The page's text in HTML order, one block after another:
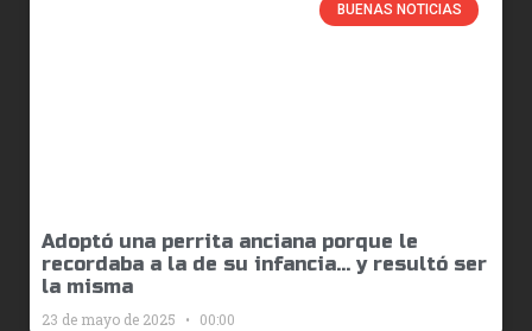
BUENAS NOTICIAS
Adoptó una perrita anciana porque le
recordaba a la de su infancia… y resultó ser
la misma
23 de mayo de 2025 00:00